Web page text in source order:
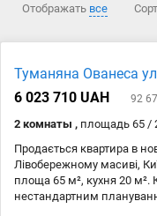
Как добавить
Отображать все
Туманяна Ованеса
6 023 710 UAH
92
2 комнаты , площадь 65 /
Продається квартира в
Лівобережному масиві,
площа 65 м², кухня 20 м².
нестандартним